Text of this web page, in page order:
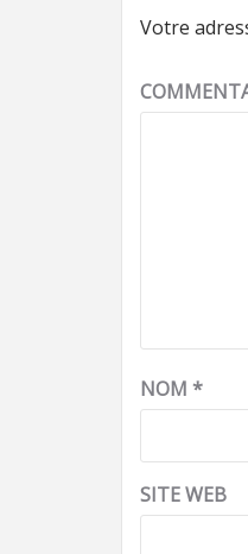
Votre
NOM *
SITE WEB